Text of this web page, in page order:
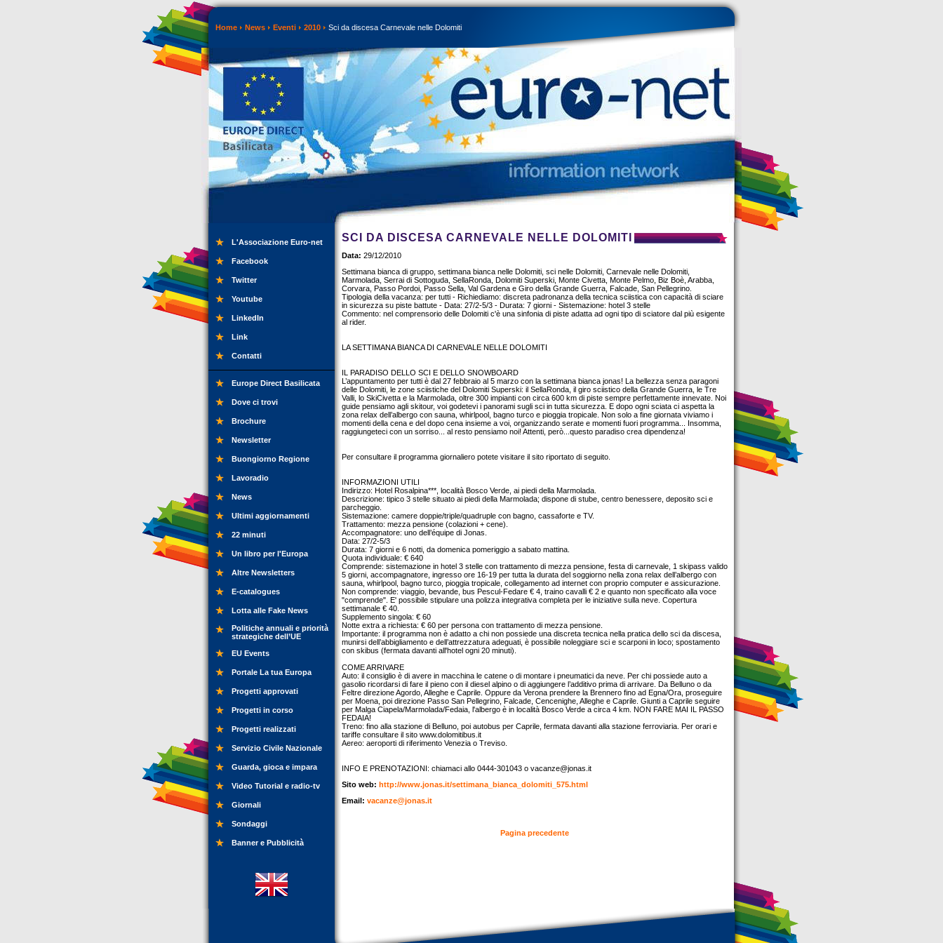
Home News Eventi 2010 Sci da discesa Carnevale nelle Dolomiti
L'Associazione Euro-net
Facebook
Twitter
Youtube
LinkedIn
Link
Contatti
Europe Direct Basilicata
Dove ci trovi
Brochure
Newsletter
Buongiorno Regione
Lavoradio
News
Ultimi aggiornamenti
22 minuti
Un libro per l'Europa
Altre Newsletters
E-catalogues
Lotta alle Fake News
Politiche annuali e priorità
strategiche dell’UE
EU Events
Portale La tua Europa
Progetti approvati
Progetti in corso
Progetti realizzati
Servizio Civile Nazionale
Guarda, gioca e impara
Video Tutorial e radio-tv
Giornali
Sondaggi
Banner e Pubblicità
SCI DA DISCESA CARNEVALE NELLE DOLOMITI
Data: 29/12/2010
Settimana bianca di gruppo, settimana bianca nelle Dolomiti, sci nelle Dolomiti, Carnevale nelle Dolomiti,
Marmolada, Serrai di Sottoguda, SellaRonda, Dolomiti Superski, Monte Civetta, Monte Pelmo, Biz Boè, Arabba,
Corvara, Passo Pordoi, Passo Sella, Val Gardena e Giro della Grande Guerra, Falcade, San Pellegrino.
Tipologia della vacanza: per tutti - Richiediamo: discreta padronanza della tecnica sciistica con capacità di sciare
in sicurezza su piste battute - Data: 27/2-5/3 - Durata: 7 giorni - Sistemazione: hotel 3 stelle
Commento: nel comprensorio delle Dolomiti c'è una sinfonia di piste adatta ad ogni tipo di sciatore dal più esigente
al rider.
LA SETTIMANA BIANCA DI CARNEVALE NELLE DOLOMITI
IL PARADISO DELLO SCI E DELLO SNOWBOARD
L’appuntamento per tutti è dal 27 febbraio al 5 marzo con la settimana bianca jonas! La bellezza senza paragoni
delle Dolomiti, le zone sciistiche del Dolomiti Superski: il SellaRonda, il giro sciistico della Grande Guerra, le Tre
Valli, lo SkiCivetta e la Marmolada, oltre 300 impianti con circa 600 km di piste sempre perfettamente innevate. Noi
guide pensiamo agli skitour, voi godetevi i panorami sugli sci in tutta sicurezza. E dopo ogni sciata ci aspetta la
zona relax dell’albergo con sauna, whirlpool, bagno turco e pioggia tropicale. Non solo a fine giornata viviamo i
momenti della cena e del dopo cena insieme a voi, organizzando serate e momenti fuori programma... Insomma,
raggiungeteci con un sorriso... al resto pensiamo noi! Attenti, però...questo paradiso crea dipendenza!
Per consultare il programma giornaliero potete visitare il sito riportato di seguito.
INFORMAZIONI UTILI
Indirizzo: Hotel Rosalpina***, località Bosco Verde, ai piedi della Marmolada.
Descrizione: tipico 3 stelle situato ai piedi della Marmolada; dispone di stube, centro benessere, deposito sci e
parcheggio.
Sistemazione: camere doppie/triple/quadruple con bagno, cassaforte e TV.
Trattamento: mezza pensione (colazioni + cene).
Accompagnatore: uno dell’équipe di Jonas.
Data: 27/2-5/3
Durata: 7 giorni e 6 notti, da domenica pomeriggio a sabato mattina.
Quota individuale: € 640
Comprende: sistemazione in hotel 3 stelle con trattamento di mezza pensione, festa di carnevale, 1 skipass valido
5 giorni, accompagnatore, ingresso ore 16-19 per tutta la durata del soggiorno nella zona relax dell’albergo con
sauna, whirlpool, bagno turco, pioggia tropicale, collegamento ad internet con proprio computer e assicurazione.
Non comprende: viaggio, bevande, bus Pescul-Fedare € 4, traino cavalli € 2 e quanto non specificato alla voce
"comprende". E' possibile stipulare una polizza integrativa completa per le iniziative sulla neve. Copertura
settimanale € 40.
Supplemento singola: € 60
Notte extra a richiesta: € 60 per persona con trattamento di mezza pensione.
Importante: il programma non è adatto a chi non possiede una discreta tecnica nella pratica dello sci da discesa,
munirsi dell’abbigliamento e dell’attrezzatura adeguati, è possibile noleggiare sci e scarponi in loco; spostamento
con skibus (fermata davanti all'hotel ogni 20 minuti).
COME ARRIVARE
Auto: il consiglio è di avere in macchina le catene o di montare i pneumatici da neve. Per chi possiede auto a
gasolio ricordarsi di fare il pieno con il diesel alpino o di aggiungere l’additivo prima di arrivare. Da Belluno o da
Feltre direzione Agordo, Alleghe e Caprile. Oppure da Verona prendere la Brennero fino ad Egna/Ora, proseguire
per Moena, poi direzione Passo San Pellegrino, Falcade, Cencenighe, Alleghe e Caprile. Giunti a Caprile seguire
per Malga Ciapela/Marmolada/Fedaia, l'albergo è in località Bosco Verde a circa 4 km. NON FARE MAI IL PASSO
FEDAIA!
Treno: fino alla stazione di Belluno, poi autobus per Caprile, fermata davanti alla stazione ferroviaria. Per orari e
tariffe consultare il sito www.dolomitibus.it
Aereo: aeroporti di riferimento Venezia o Treviso.
INFO E PRENOTAZIONI: chiamaci allo 0444-301043 o vacanze@jonas.it
Sito web: http://www.jonas.it/settimana_bianca_dolomiti_575.html
Email: vacanze@jonas.it
Pagina precedente